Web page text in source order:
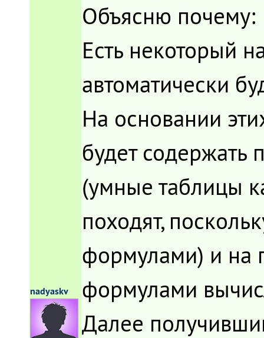
nadyaskv
Объясню почему:
Есть некоторый
автоматически
На основании
будет содержать
(умные таблицы
походят,
формулами) и на
формулами
Далее